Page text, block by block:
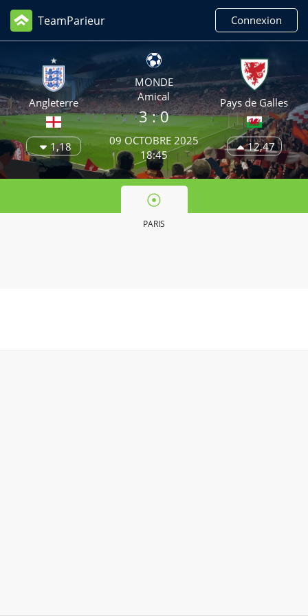
TeamParieur Connexion
Angleterre
1,18
MONDE
Amical
3: 0
09 OCTOBRE 2025
18:45
Pays de Galles
12,47
PARIS